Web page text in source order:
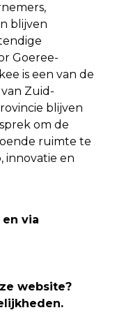
blijven
Goeree-
is een van de
Zuid-
blijven
om de
ruimte te
innovatie en
en via
website?